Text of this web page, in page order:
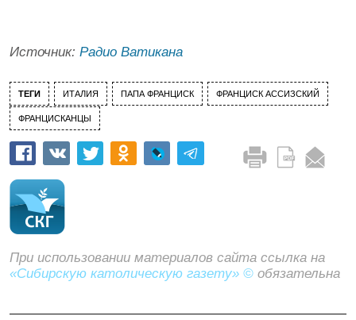
Источник: Радио Ватикана
ТЕГИ ИТАЛИЯ ПАПА ФРАНЦИСК ФРАНЦИСК АССИЗСКИЙ
ФРАНЦИСКАНЦЫ
При использовании материалов сайта ссылка на
«Сибирскую католическую газету» © обязательна